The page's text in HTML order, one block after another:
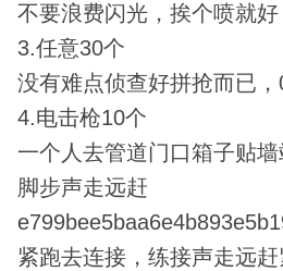
不要浪费闪光，挨个喷就好
3.任意30个
没有难点侦查好拼抢而已，
4.电击枪10个
一个人去管道门口箱子贴墙
脚步声走远赶
紧跑去连接，练接声走远